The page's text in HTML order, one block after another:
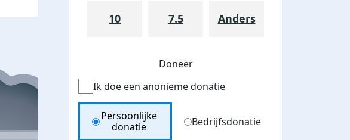
10 7.5 Anders
Doneer
Ik doe een anonieme donatie
Donation Type
Persoonlijke
donatie
Bedrijfsdonatie